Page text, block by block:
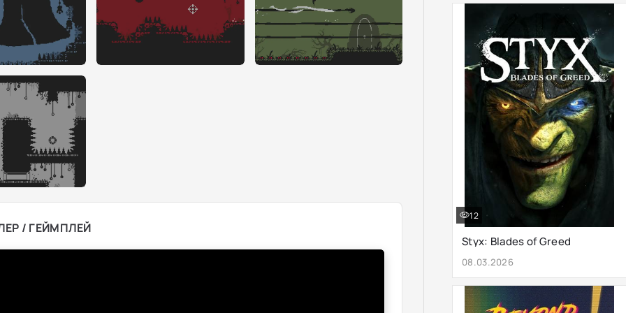
/ ГЕЙМПЛЕЙ
Styx: Blades of Greed
08.03.2026
12